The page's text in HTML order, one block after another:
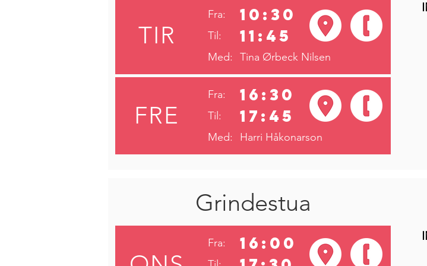
TIR
Fra: 10:30
Til: 11:45
Med: Tina Ørbeck Nilsen
FRE
Fra: 16:30
Til: 17:45
Med: Harri Håkonarson
Grindestua
Fra: 16:00